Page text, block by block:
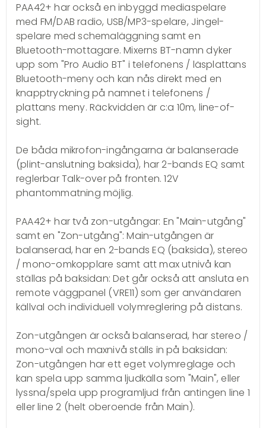
PAA42+ har också en inbyggd mediaspelare
med FM/DAB radio, USB/MP3-spelare, Jingel-
spelare med schemaläggning samt en
Bluetooth-mottagare. Mixerns BT-namn dyker
upp som "Pro Audio BT" i telefonens / läsplattans
Bluetooth-meny och kan nås direkt med en
knapptryckning på namnet i telefonens /
plattans meny. Räckvidden är c:a 10m, line-of-
sight.
De båda mikrofon-ingångarna är balanserade
(plint-anslutning baksida), har 2-bands EQ samt
reglerbar Talk-over på fronten. 12V
phantommatning möjlig.
PAA42+ har två zon-utgångar: En "Main-utgång"
samt en "Zon-utgång": Main-utgången är
balanserad, har en 2-bands EQ (baksida), stereo
/ mono-omkopplare samt att max utnivå kan
ställas på baksidan: Det går också att ansluta en
remote väggpanel (VRE11) som ger användaren
källval och individuell volymreglering på distans.
Zon-utgången är också balanserad, har stereo /
mono-val och maxnivå ställs in på baksidan:
Zon-utgången har ett eget volymreglage och
kan spela upp samma ljudkälla som "Main", eller
lyssna/spela upp programljud från antingen line 1
eller line 2 (helt oberoende från Main).